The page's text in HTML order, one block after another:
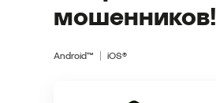
мошенников!
Android™ iOS®